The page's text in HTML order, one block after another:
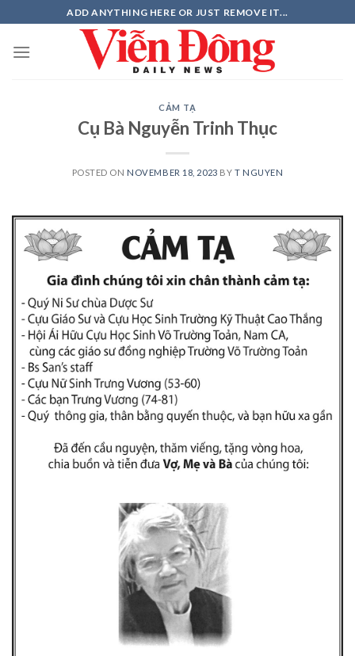
to
content
ADD ANYTHING HERE OR JUST REMOVE IT...
CẢM TẠ
Cụ Bà Nguyễn Trinh Thục
POSTED ON NOVEMBER 18, 2023 BY T NGUYEN